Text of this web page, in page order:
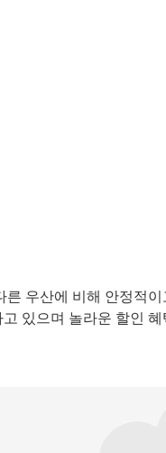
우산에 비해 안정적
있으며 놀라운 할인